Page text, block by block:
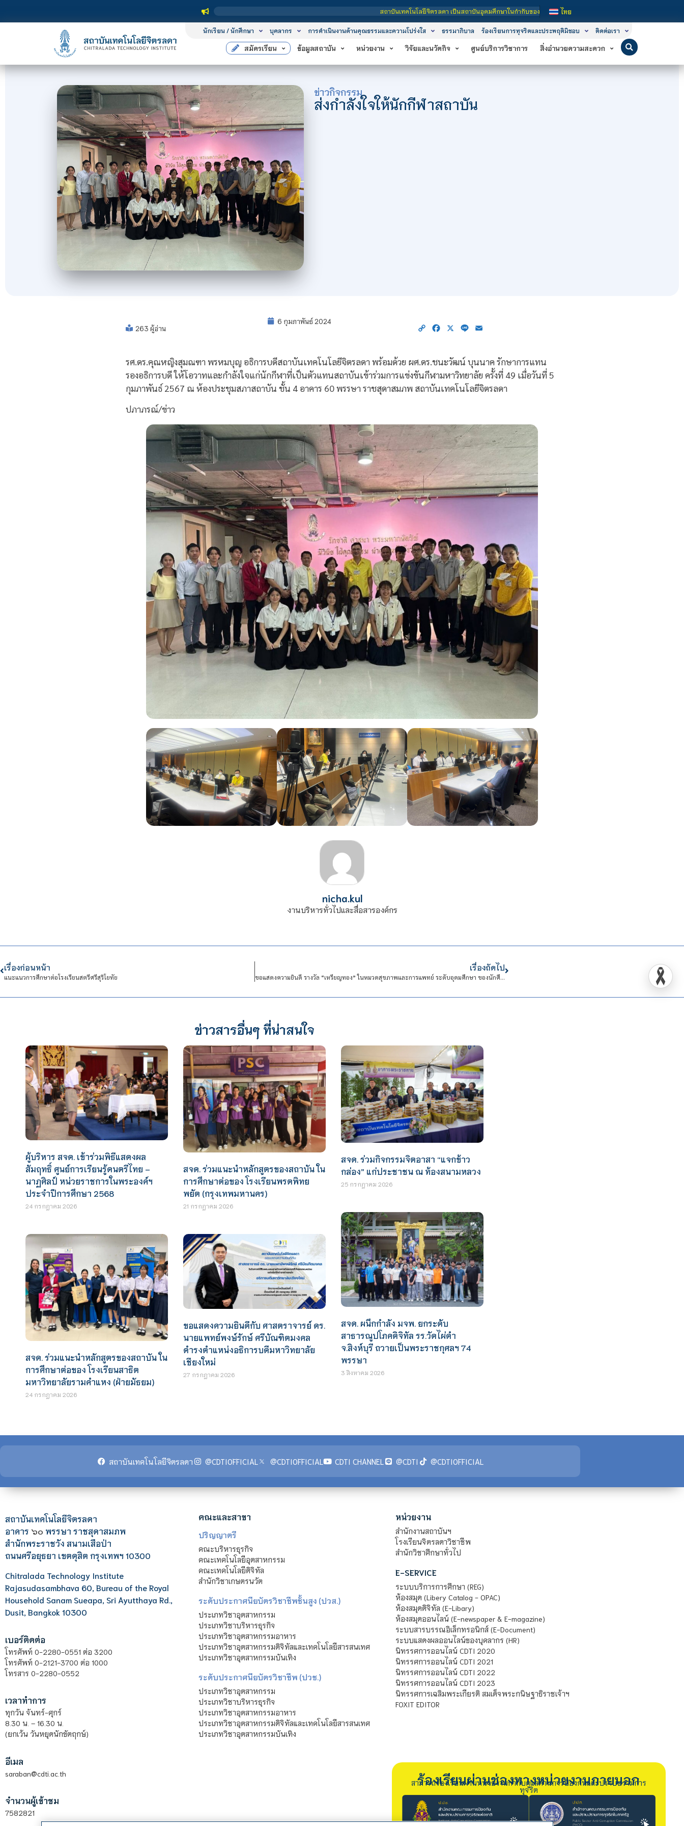
สถาบันเทคโนโลยีจิตรลดา เป็นสถาบันอุดมศึกษาในกำกับของรัฐ เปิดหลักสูตรการเรียนการสอน 3 ระดับ คือ ระดับประกาศนียบัตรวิช
ไทย
นักเรียน / นักศึกษา บุคลากร การดำเนินงานด้านคุณธรรมและความโปร่งใส ธรรมาภิบาล ร้องเรียนการทุจริตและประพฤติมิชอบ ติดต่อเรา
สมัครเรียน ข้อมูลสถาบัน หน่วยงาน วิจัยและนวัตกิจ ศูนย์บริการวิชาการ สิ่งอำนวยความสะดวก
ข่าวกิจกรรม
ส่งกำลังใจให้นักกีฬาสถาบัน
263 ผู้อ่าน
6 กุมภาพันธ์ 2024
Copy Facebook
X Line
รศ.ดร.คุณหญิงสุมณฑา พรหมบุญ อธิการบดีสถาบันเทคโนโลยีจิตรลดา พร้อมด้วย ผศ.ดร.ชนะวัฒน์ บุนนาค รักษาการแทน
รองอธิการบดี ให้โอวาทและกำลังใจแก่นักกีฬาที่เป็นตัวแทนสถาบันเข้าร่วมการแข่งขันกีฬามหาวิทยาลัย ครั้งที่ 49 เมื่อวันที่ 5
กุมภาพันธ์ 2567 ณ ห้องประชุมสภาสถาบัน ชั้น 4 อาคาร 60 พรรษา ราชสุดาสมภพ สถาบันเทคโนโลยีจิตรลดา
ปภาภรณ์/ข่าว
nicha.kul
งานบริหารทั่วไปและสื่อสารองค์กร
เรื่องก่อนหน้า
แนะแนวการศึกษาต่อโรงเรียนสตรีศรีสุริโยทัย
เรื่องถัดไป
ขอแสดงความยินดี รางวัล “เหรียญทอง” ในหมวดสุขภาพและการแพทย์ ระดับอุดมศึกษา ของนักศึกษาคณะเทคโนโลยีอุตสาหกรรม
ข่าวสารอื่นๆ ที่น่าสนใจ
ผู้บริหาร สจด. เข้าร่วมพิธีแสดงผล
สัมฤทธิ์ ศูนย์การเรียนรู้ดนตรีไทย –
นาฏศิลป์ หน่วยราชการในพระองค์ฯ
ประจำปีการศึกษา 2568
24 กรกฎาคม 2026
สจด. ร่วมแนะนำหลักสูตรของสถาบัน ใน
การศึกษาต่อของ โรงเรียนพรตพิทย
พยัต (กรุงเทพมหานคร)
21 กรกฎาคม 2026
สจด. ร่วมกิจกรรมจิตอาสา “แจกข้าว
กล่อง” แก่ประชาชน ณ ท้องสนามหลวง
25 กรกฎาคม 2026
สจด. ร่วมแนะนำหลักสูตรของสถาบัน ใน
การศึกษาต่อของ โรงเรียนสาธิต
มหาวิทยาลัยรามคำแหง (ฝ่ายมัธยม)
24 กรกฎาคม 2026
ขอแสดงความยินดีกับ ศาสตราจารย์ ดร.
นายแพทย์พงษ์รักษ์ ศรีบัณฑิตมงคล
ดำรงตำแหน่งอธิการบดีมหาวิทยาลัย
เชียงใหม่
27 กรกฎาคม 2026
สจด. ผนึกกำลัง มจพ. ยกระดับ
สาธารณูปโภคดิจิทัล รร.วัดไผ่ดำ
จ.สิงห์บุรี ถวายเป็นพระราชกุศลฯ 74
พรรษา
3 สิงหาคม 2026
สถาบันเทคโนโลยีจิตรลดา @CDTIOFFICIAL @CDTIOFFICIAL CDTI CHANNEL @CDTI @CDTIOFFICIAL
สถาบันเทคโนโลยีจิตรลดา
อาคาร ๖๐ พรรษา ราชสุดาสมภพ
สำนักพระราชวัง สนามเสือป่า
ถนนศรีอยุธยา เขตดุสิต กรุงเทพฯ 10300
Chitralada Technology Institute
Rajasudasambhava 60, Bureau of the Royal
Household Sanam Sueapa, Sri Ayutthaya Rd.,
Dusit, Bangkok 10300
เบอร์ติดต่อ
โทรศัพท์ 0-2280-0551 ต่อ 3200
โทรศัพท์ 0-2121-3700 ต่อ 1000
โทรสาร 0-2280-0552
เวลาทำการ
ทุกวัน จันทร์-ศุกร์
8.30 น. – 16.30 น.
(ยกเว้น วันหยุดนักขัตฤกษ์)
อีเมล
saraban@cdti.ac.th
จำนวนผู้เข้าชม
7582821
คณะและสาขา
ปริญญาตรี
คณะบริหารธุรกิจ
คณะเทคโนโลยีอุตสาหกรรม
คณะเทคโนโลยีดิจิทัล
สำนักวิชาเกษตรนวัต
ระดับประกาศนียบัตรวิชาชีพชั้นสูง (ปวส.)
ประเภทวิชาอุตสาหกรรม
ประเภทวิชาบริหารธุรกิจ
ประเภทวิชาอุตสาหกรรมอาหาร
ประเภทวิชาอุตสาหกรรมดิจิทัลและเทคโนโลยีสารสนเทศ
ประเภทวิชาอุตสาหกรรมบันเทิง
ระดับประกาศนียบัตรวิชาชีพ (ปวช.)
ประเภทวิชาอุตสาหกรรม
ประเภทวิชาบริหารธุรกิจ
ประเภทวิชาอุตสาหกรรมอาหาร
ประเภทวิชาอุตสาหกรรมดิจิทัลและเทคโนโลยีสารสนเทศ
ประเภทวิชาอุตสาหกรรมบันเทิง
หน่วยงาน
สำนักงานสถาบันฯ
โรงเรียนจิตรลดาวิชาชีพ
สำนักวิชาศึกษาทั่วไป
E-SERVICE
ระบบบริการการศึกษา (REG)
ห้องสมุด (Libery Catalog - OPAC)
ห้องสมุดดิจิทัล (E-Libary)
ห้องสมุดออนไลน์ (E-newspaper & E-magazine)
ระบบสารบรรณอิเล็กทรอนิกส์ (E-Document)
ระบบแสดงผลออนไลน์ของบุคลากร (HR)
นิทรรศการออนไลน์ CDTI 2020
นิทรรศการออนไลน์ CDTI 2021
นิทรรศการออนไลน์ CDTI 2022
นิทรรศการออนไลน์ CDTI 2023
นิทรรศการเฉลิมพระเกียรติ สมเด็จพระกนิษฐาธิราชเจ้าฯ
FOXIT EDITOR
ร้องเรียนผ่านช่องทางหน่วยงานภายนอก
สามารถร้องเรียนผ่านหน่วยงานกำกับดูแลด้านการป้องกันและปราบปรามการ
ทุจริต